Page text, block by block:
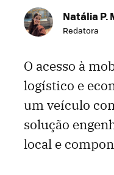
Natália P.
Redatora
O acesso à
logístico e
um veículo
solução
local e